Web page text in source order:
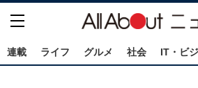
連載 ライフ グルメ 社会 IT・ビ